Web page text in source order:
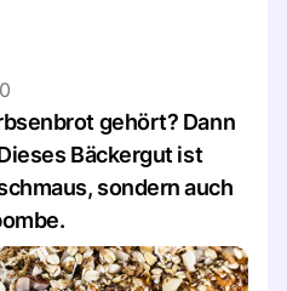
gehört? Dann
Bäckergut ist
sondern auch